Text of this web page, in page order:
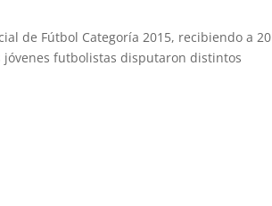
de Fútbol Categoría 2015, recibiendo a 20
futbolistas disputaron distintos